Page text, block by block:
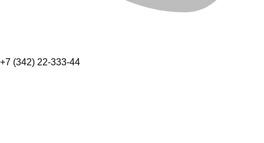
+7 (342) 22-333-44